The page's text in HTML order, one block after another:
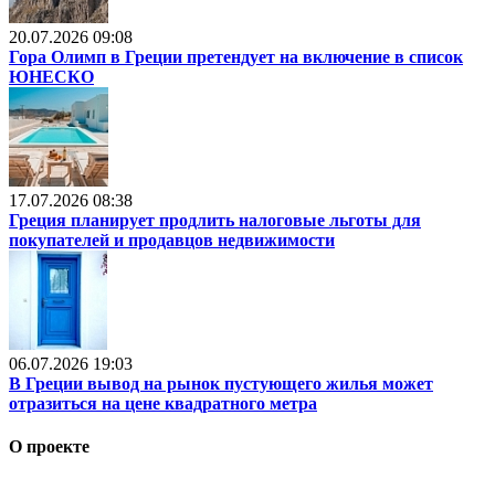
20.07.2026 09:08
Гора Олимп в Греции претендует на включение в список
ЮНЕСКО
17.07.2026 08:38
Греция планирует продлить налоговые льготы для
покупателей и продавцов недвижимости
06.07.2026 19:03
В Греции вывод на рынок пустующего жилья может
отразиться на цене квадратного метра
О проекте